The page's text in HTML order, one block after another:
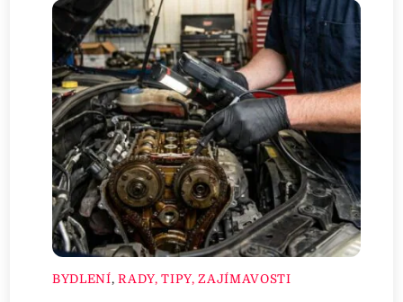
BYDLENÍ,RADY, TIPY, ZAJÍMAVOSTI